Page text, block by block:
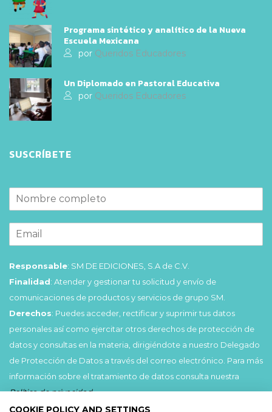
Programa sintético y analítico de la Nueva
Escuela Mexicana
por Queridos Educadores
Un Diplomado en Pastoral Educativa
por Queridos Educadores
SUSCRÍBETE
Responsable: SM DE EDICIONES, S.A de C.V.
Finalidad: Atender y gestionar tu solicitud y envío de
comunicaciones de productos y servicios de grupo SM.
Derechos: Puedes acceder, rectificar y suprimir tus datos
personales así como ejercitar otros derechos de protección de
datos y consultas en la materia, dirigiéndote a nuestro Delegado
de Protección de Datos a través del correo electrónico. Para más
información sobre el tratamiento de datos consulta nuestra
Política de privacidad.
COOKIE POLICY AND SETTINGS